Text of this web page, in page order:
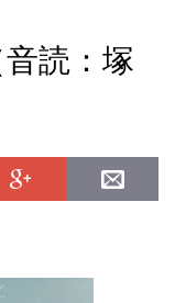
音読：塚